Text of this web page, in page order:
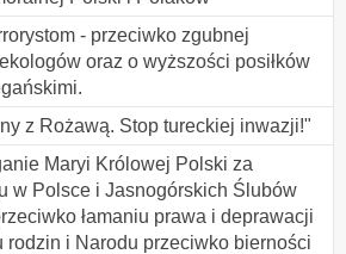
- przeciwko zgubnej
oraz o wyższości posiłków
z Rożawą. Stop tureckiej inwazji!"
Maryi Królowej Polski za
w Polsce i Jasnogórskich Ślubów
łamaniu prawa i deprawacji
rodzin i Narodu przeciwko bierności